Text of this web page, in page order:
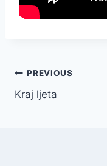
Post
navigation
PREVIOUS
Kraj ljeta